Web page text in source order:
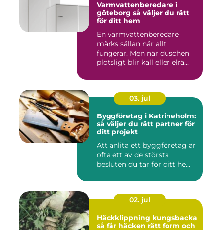
Varmvattenberedare i
göteborg så väljer du rätt
för ditt hem
En varmvattenberedare
märks sällan när allt
fungerar. Men när duschen
plötsligt blir kall eller elrä...
03. jul
Byggföretag i Katrineholm:
så väljer du rätt partner för
ditt projekt
Att anlita ett byggföretag är
ofta ett av de största
besluten du tar för ditt he...
02. jul
Häckklippning kungsbacka
så får häcken rätt form och